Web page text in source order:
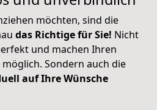
möchten, sind die
das Richtige für Sie! Nicht
und machen Ihren
Sondern auch die
auf Ihre Wünsche